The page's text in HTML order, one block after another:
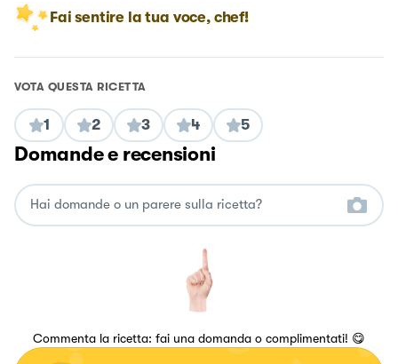
Fai sentire la tua voce, chef!
VOTA QUESTA RICETTA
1 2 3 4 5
Domande e recensioni
Commenta la ricetta: fai una domanda o complimentati! 😋